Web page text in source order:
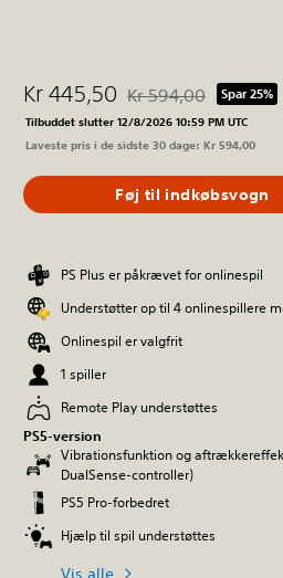
Kr 445,50 Nedsat fra den
Kr 594,00 Spar 25%
Tilbuddet slutter 12/8/2026 10:59 PM UTC
Laveste pris i de sidste 30 dage: Kr 594,00
Føj til indkøbsvogn
PS Plus er påkrævet for onlinespil
Understøtter op til 4 onlinespillere
Onlinespil er valgfrit
1 spiller
Remote Play understøttes
PS5-version
Vibrationsfunktion og
DualSense-controller)
PS5 Pro-forbedret
Hjælp til spil understøttes
Vis alle